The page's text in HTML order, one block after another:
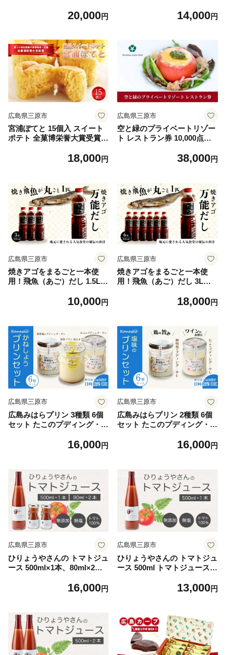
スマス 記念日 14100120,000円 14,000円
広島県三原市
宮浦ぽてと 15個入 スイート
ポテト 全菓博栄誉大賞受賞 1
18,000円
広島県三原市
空と緑のプライベートリゾー
ト レストラン券 10,000点分 0
38,000円
広島県三原市
焼きアゴをまるごと一本使
用！飛魚（あご）だし 1.5L
ダシ 出汁 アゴ 飛魚 高級 167
10,000円
広島県三原市
焼きアゴをまるごと一本使
用！飛魚（あご）だし 3L（5
シ 出汁 アゴ 飛魚 高級 16700
18,000円
広島県三原市
広島みはらプリン 3種類 6個
セット たこのプディング・サ
グ・サレ 島たまごプリン か
フト 010004
16,000円
広島県三原市
広島みはらプリン 2種類 6個
セット たこのプディング・サ
ィング・サレ×3個 かねしょ
0006
16,000円
広島県三原市
ひりょうやさんの トマトジュ
ース 500ml×1本、80ml×2本
トマト 野菜 無添加 広島県 三
16,000円
広島県三原市
ひりょうやさんの トマトジュ
ース 500ml トマトジュース
添加 広島県 三原市 042001
13,000円